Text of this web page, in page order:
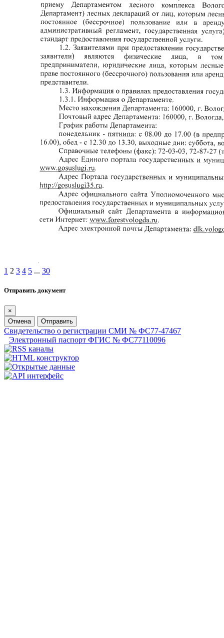
1 2 3 4 5 ... 30
Отправить документ
×
Отмена
Отправить
Свидетельство о регистрации СМИ № ФС77-47467
Электронный паспорт ФГИС № ФС77110096